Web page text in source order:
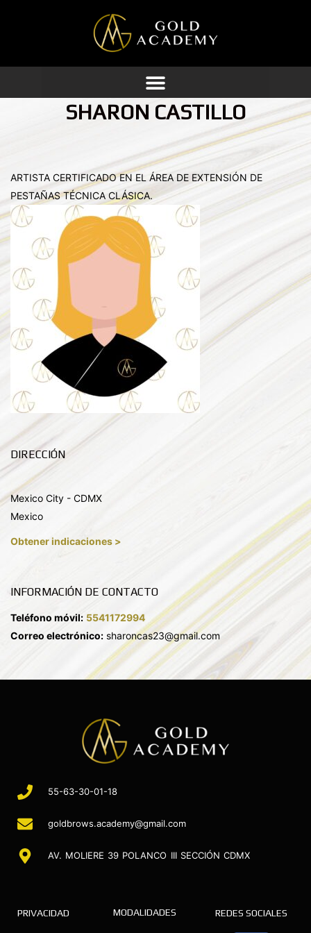
contenido
SHARON CASTILLO
ARTISTA CERTIFICADO EN EL ÁREA DE EXTENSIÓN DE
PESTAÑAS TÉCNICA CLÁSICA.
DIRECCIÓN
Mexico City - CDMX
Mexico
Obtener indicaciones >
INFORMACIÓN DE CONTACTO
Teléfono móvil: 5541172994
Correo electrónico: sharoncas23@gmail.com
55-63-30-01-18
goldbrows.academy@gmail.com
AV. MOLIERE 39 POLANCO III SECCIÓN CDMX
PRIVACIDAD MODALIDADES REDES SOCIALES